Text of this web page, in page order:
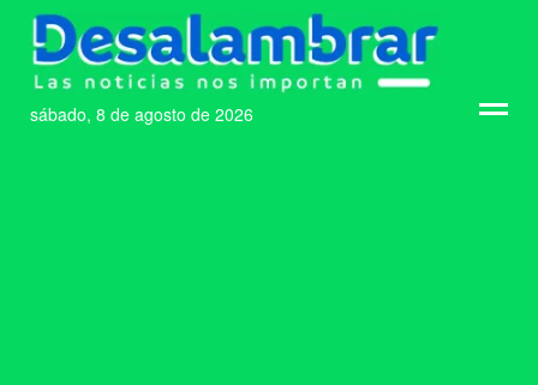
sábado, 8 de agosto de 2026